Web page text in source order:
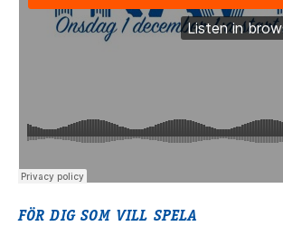
Åby Trav­sällskap
Intresseföreningar
FÖR DIG SOM VILL SPELA